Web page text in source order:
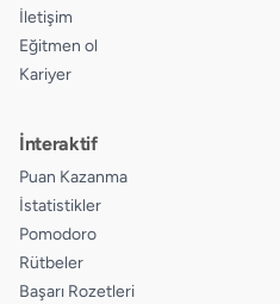
İletişim
Eğitmen ol
Kariyer
İnteraktif
Puan Kazanma
İstatistikler
Pomodoro
Rütbeler
Başarı Rozetleri